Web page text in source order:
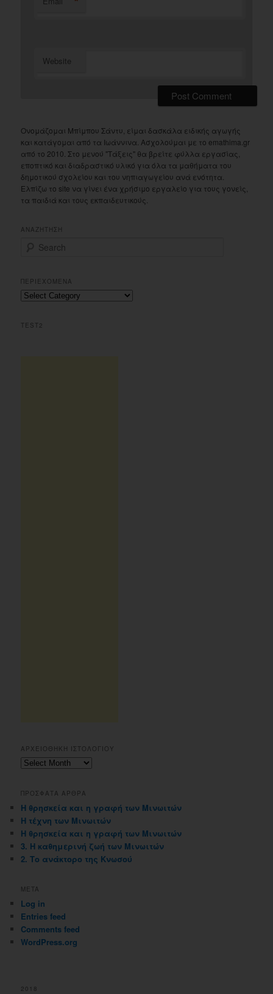
Website
Ονομάζομαι Μπίμπου Σάντυ, είμαι δασκάλα ειδικής αγωγής
και κατάγομαι από τα Ιωάννινα. Ασχολούμαι με το emathima.gr
από το 2010. Στο μενού "Τάξεις" θα βρείτε φύλλα εργασίας,
εποπτικό και διαδραστικό υλικό για όλα τα μαθήματα του
δημοτικού σχολείου και του νηπιαγωγείου ανά ενότητα.
Ελπίζω το site να γίνει ένα χρήσιμο εργαλείο για τους γονείς,
τα παιδιά και τους εκπαιδευτικούς.
ΑΝΑΖΗΤΗΣΗ
r
c
h
ΠΕΡΙΕΧΟΜΕΝΑ
Περιεχομενα
TEST2
ΑΡΧΕΙΟΘΗΚΗ ΙΣΤΟΛΟΓΙΟΥ
Αρχειοθηκη
ΠΡΟΣΦΑΤΑ ΑΡΘΡΑ
Η θρησκεία και η γραφή των Μινωιτών
Η τέχνη των Μινωιτών
Η θρησκεία και η γραφή των Μινωιτών
3. Η καθημερινή ζωή των Μινωιτών
2. Το ανάκτορο της Κνωσού
META
Log in
Entries feed
Comments feed
WordPress.org
2018